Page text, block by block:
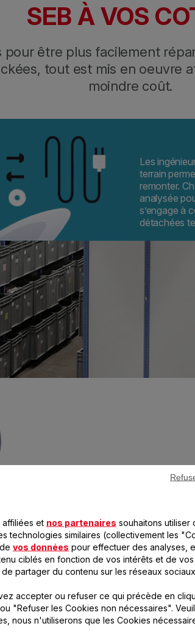
SEB À VOS
être plus facilement
tout est mis en oeuvre
moindre coût.
Les
terrain
remonter.
analysée
s’engage à
détachées
l’achat du produit
totalité des produits*.
Afin de
pièces de
les
est
est souvent moins onéreux que
pièces détachées et en proposant
pour proposer une réparation la
cas la qualité du produit, réparé
affiliées et nos partenaires souhaitons
technologies similaires (collectivement les
vos données pour effectuer des analyses,
ciblés en fonction de vos intérêts et de
partager du contenu sur les réseaux sociaux
accepter ou refuser ce qui précède en
"Refuser les Cookies non nécessaires".
nous n'utiliserons que les Cookies